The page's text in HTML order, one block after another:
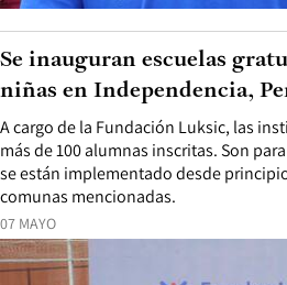
07 MAYO
A cargo de la Fundación Luksic, las
más de 100 alumnas inscritas. Son
se están implementado desde
comunas mencionadas.
Se inauguran escuelas
niñas en Independencia,